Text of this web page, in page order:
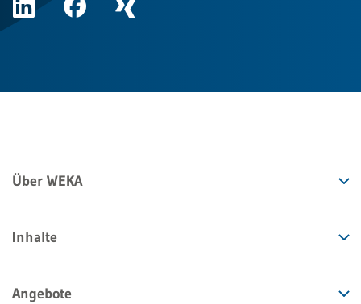
Über WEKA
Inhalte
Angebote